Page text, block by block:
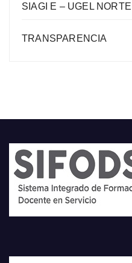
SIAGI E – UGEL NORTE
TRANSPARENCIA